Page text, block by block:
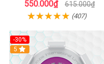
550.000₫ 615.000₫
(407)
-30%
5